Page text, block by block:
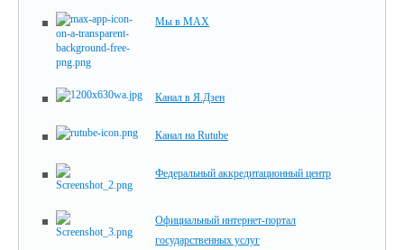
Мы в MAX
Канал в Я.Дзен
Канал на Rutube
Федеральный аккредитационный центр
Официальный интернет-портал
государственных услуг